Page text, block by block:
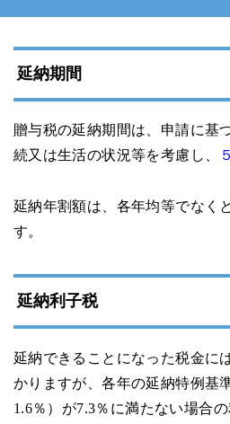
延納期間
贈与税の延納期間は、申請に基
続又は生活の状況等を考慮し、
延納年割額は、各年均等でなく
す。
延納利子税
延納できることになった税金に
かりますが、各年の延納特例基
1.6％）が7.3％に満たない場合